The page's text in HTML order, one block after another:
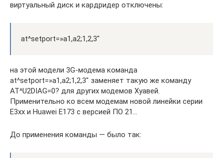
виртуальный диск и кардридер отключены:
at^setport=»a1,a2;1,2,3″
на этой модели 3G-модема команда
at^setport=»a1,a2;1,2,3″ заменяет такую же команду
AT^U2DIAG=0? для других модемов Хуавей.
Применительно ко всем модемам новой линейки серии
E3xx и Huawei E173 с версией ПО 21…
До применения команды — было так: